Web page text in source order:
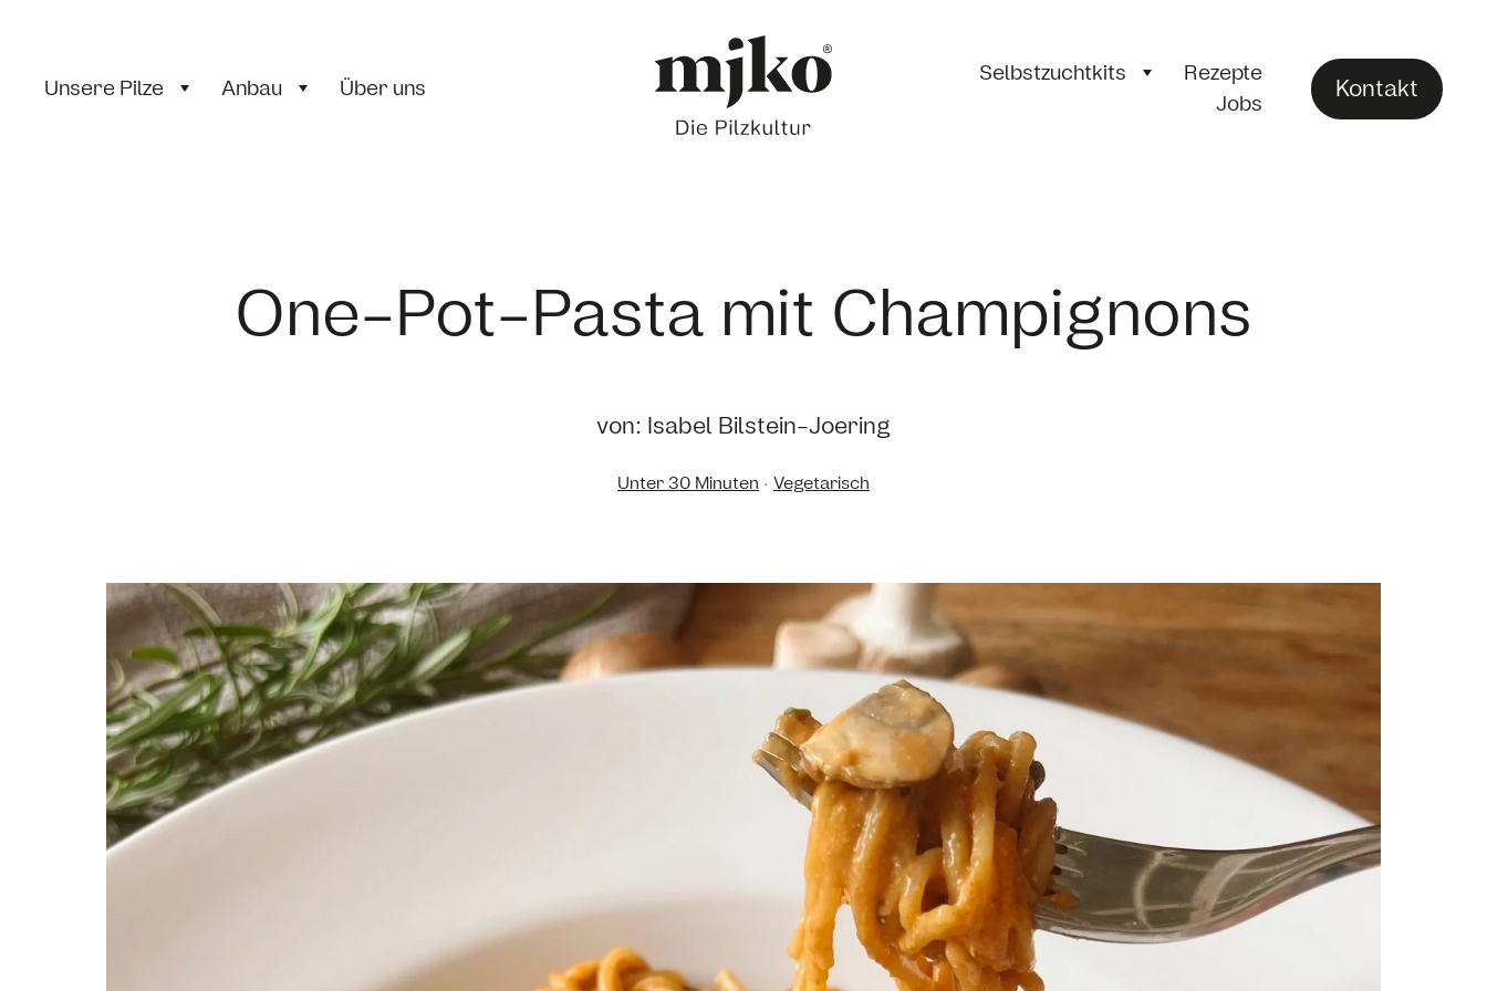
Unsere Pilze Anbau Über uns
Selbstzuchtkits
Rezepte
Jobs
Kontakt
One-Pot-Pasta mit Champignons
von: Isabel Bilstein-Joering
Unter 30 Minuten · Vegetarisch